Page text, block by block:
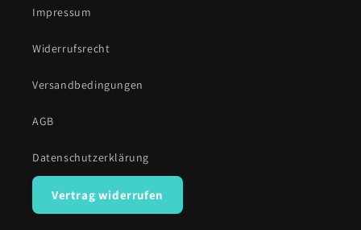
Impressum
Widerrufsrecht
Versandbedingungen
AGB
Datenschutzerklärung
Vertrag widerrufen